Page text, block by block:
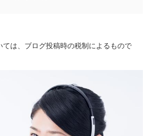
は、ブログ投稿時の税制によるもので